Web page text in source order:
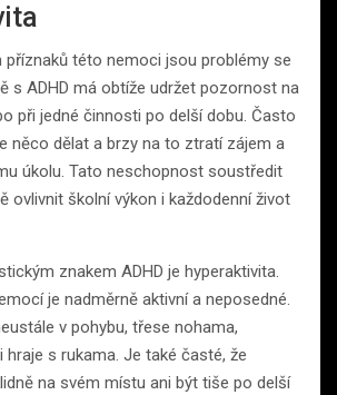
příznaků této nemoci jsou problémy se
s ADHD má obtíže udržet pozornost na
při jedné činnosti po delší dobu. Často
něco dělat a brzy na to ztratí zájem a
úkolu. Tato neschopnost soustředit
ovlivnit školní výkon i každodenní život
znakem ADHD je hyperaktivita.
je nadměrně aktivní a neposedné.
v pohybu, třese nohama,
hraje s rukama. Je také časté, že
na svém místu ani být tiše po delší